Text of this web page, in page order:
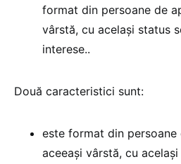
format din persoane de
vârstă, cu același status
interese..
Două caracteristici sunt:
este format din
aceeași vârstă, cu